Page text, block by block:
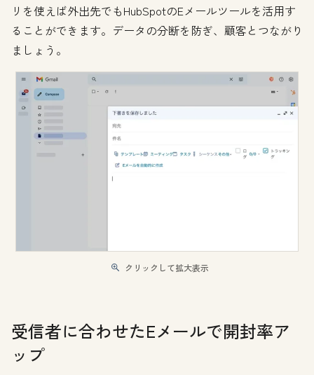
リを使えば外出先でもHubSpotのEメールツールを活用す
ることができます。データの分断を防ぎ、顧客とつながり
ましょう。
クリックして拡大表示
受信者に合わせたEメールで開封率ア
ップ